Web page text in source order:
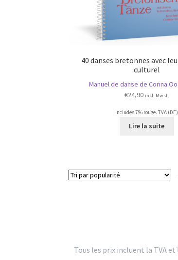
40 danses bretonnes avec
culturel
Manuel de danse de Corina
€24,90 inkl. Mwst.
Includes 7% rouge. TVA (DE)
Lire la suite
Tous les prix incluent la TVA et